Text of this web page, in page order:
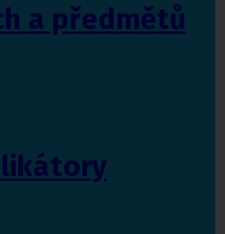
a předmětů